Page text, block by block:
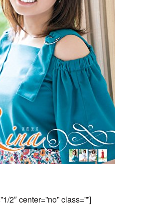
2″ center=”no” class=””]